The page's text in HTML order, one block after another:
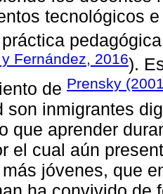
tecnológicos
Fernández, 2016).
de Prensky
son inmigrantes
que aprender
el cual aún
jóvenes, que